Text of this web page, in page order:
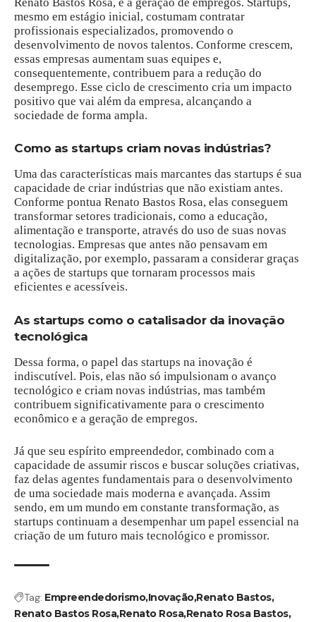
mesmo em estágio inicial, costumam contratar
profissionais especializados, promovendo o
desenvolvimento de novos talentos. Conforme crescem,
essas empresas aumentam suas equipes e,
consequentemente, contribuem para a redução do
desemprego. Esse ciclo de crescimento cria um impacto
positivo que vai além da empresa, alcançando a
sociedade de forma ampla.
Como as startups criam novas indústrias?
Uma das características mais marcantes das startups é sua
capacidade de criar indústrias que não existiam antes.
Conforme pontua Renato Bastos Rosa, elas conseguem
transformar setores tradicionais, como a educação,
alimentação e transporte, através do uso de suas novas
tecnologias. Empresas que antes não pensavam em
digitalização, por exemplo, passaram a considerar graças
a ações de startups que tornaram processos mais
eficientes e acessíveis.
As startups como o catalisador da inovação
tecnológica
Dessa forma, o papel das startups na inovação é
indiscutível. Pois, elas não só impulsionam o avanço
tecnológico e criam novas indústrias, mas também
contribuem significativamente para o crescimento
econômico e a geração de empregos.
Já que seu espírito empreendedor, combinado com a
capacidade de assumir riscos e buscar soluções criativas,
faz delas agentes fundamentais para o desenvolvimento
de uma sociedade mais moderna e avançada. Assim
sendo, em um mundo em constante transformação, as
startups continuam a desempenhar um papel essencial na
criação de um futuro mais tecnológico e promissor.
Tag: EmpreendedorismoInovaçãoRenato Bastos
Renato Bastos RosaRenato RosaRenato Rosa Bastos